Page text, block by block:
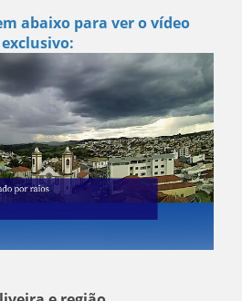
abaixo para ver o vídeo
exclusivo: